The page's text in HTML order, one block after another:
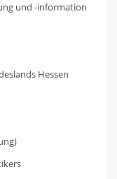
und -information
Hessen